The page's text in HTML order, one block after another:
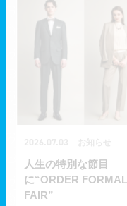
人生の特別な節目
に“ORDER FORMAL
FAIR”